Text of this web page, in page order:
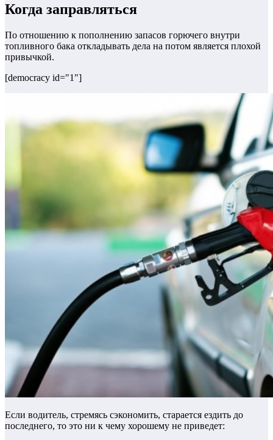
Когда заправляться
По отношению к пополнению запасов горючего внутри
топливного бака откладывать дела на потом является плохой
привычкой.
[democracy id="1"]
Если водитель, стремясь сэкономить, старается ездить до
последнего, то это ни к чему хорошему не приведет: